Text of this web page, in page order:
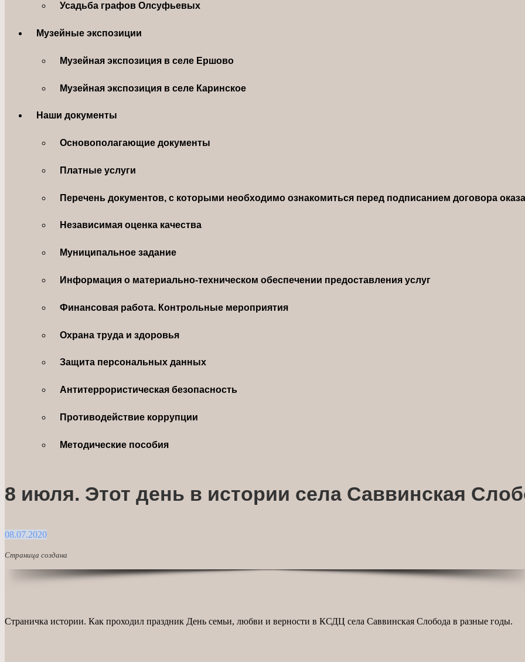
Усадьба графов Олсуфьевых
Музейные экспозиции
Музейная экспозиция в селе Ершово
Музейная экспозиция в селе Каринское
Наши документы
Основополагающие документы
Платные услуги
Перечень документов, с которыми необходимо ознакомиться перед подписанием договора
Независимая оценка качества
Муниципальное задание
Информация о материально-техническом обеспечении предоставления услуг
Финансовая работа. Контрольные мероприятия
Охрана труда и здоровья
Защита персональных данных
Антитеррористическая безопасность
Противодействие коррупции
Методические пособия
8 июля. Этот день в истории села Саввинская
08.07.2020
Страница создана
Страничка истории. Как проходил праздник День семьи, любви и верности в КСДЦ села Саввинская Слобода в разные годы.